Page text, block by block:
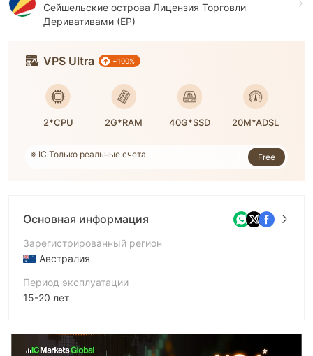
Сейшельские острова Лицензия Торговли
Деривативами (EP)
VPS Ultra +100%
2*CPU 2G*RAM 40G*SSD 20M*ADSL
※ Номер заказа: 9,646,680
Free
Основная информация
Зарегистрированный регион
Австралия
Период эксплуатации
15-20 лет
Raw Trading Ltd